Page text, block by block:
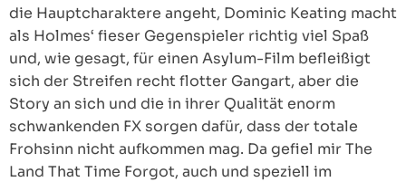
die Hauptcharaktere angeht, Dominic Keating macht
als Holmes‘ fieser Gegenspieler richtig viel Spaß
und, wie gesagt, für einen Asylum-Film befleißigt
sich der Streifen recht flotter Gangart, aber die
Story an sich und die in ihrer Qualität enorm
schwankenden FX sorgen dafür, dass der totale
Frohsinn nicht aufkommen mag. Da gefiel mir The
Land That Time Forgot, auch und speziell im